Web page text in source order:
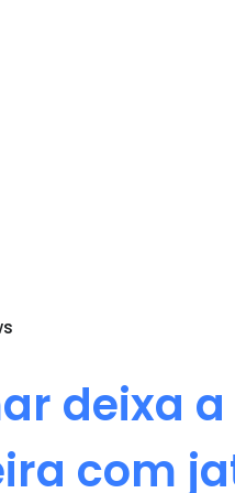
deixa a
com